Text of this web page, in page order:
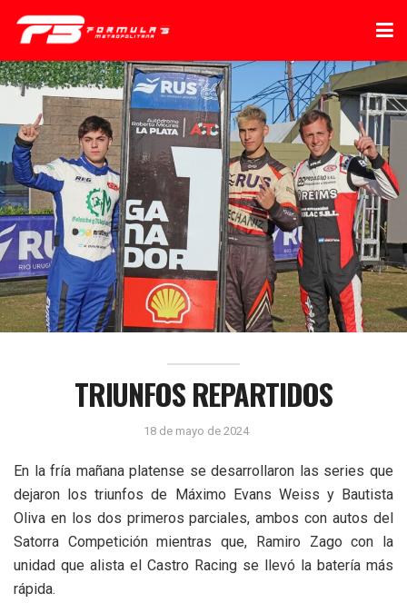
TRIUNFOS REPARTIDOS
18 de mayo de 2024
En la fría mañana platense se desarrollaron las series que
dejaron los triunfos de Máximo Evans Weiss y Bautista
Oliva en los dos primeros parciales, ambos con autos del
Satorra Competición mientras que, Ramiro Zago con la
unidad que alista el Castro Racing se llevó la batería más
rápida.